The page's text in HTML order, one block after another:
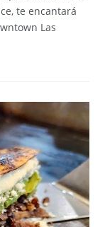
te encantará
Las